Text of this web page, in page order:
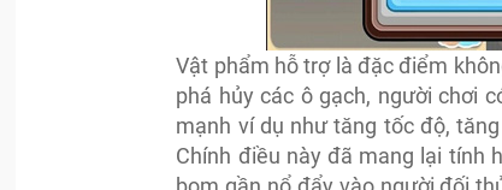
Vật phẩm hỗ trợ là đặc điểm
phá hủy các ô gạch, người chơi
mạnh ví dụ như tăng tốc độ,
Chính điều này đã mang lại tính